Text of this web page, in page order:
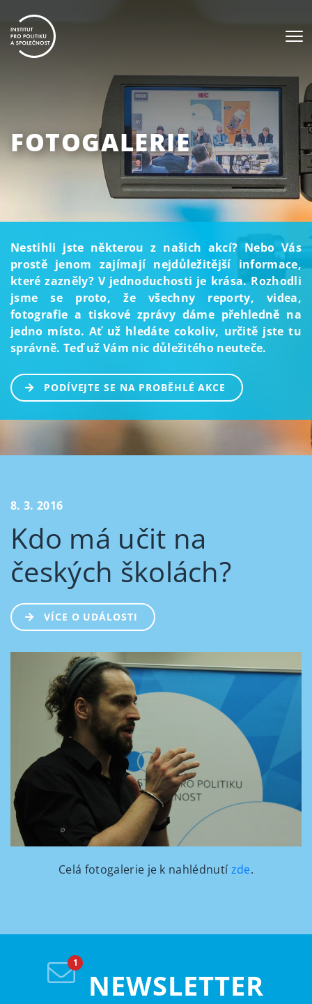
FOTOGALERIE
Nestihli jste některou z našich akcí? Nebo Vás
prostě jenom zajímají nejdůležitější informace,
které zazněly? V jednoduchosti je krása. Rozhodli
jsme se proto, že všechny reporty, videa,
fotografie a tiskové zprávy dáme přehledně na
jedno místo. Ať už hledáte cokoliv, určitě jste tu
správně. Teď už Vám nic důležitého neuteče.
PODÍVEJTE SE NA PROBĚHLÉ AKCE
8. 3. 2016
Kdo má učit na
českých školách?
VÍCE O UDÁLOSTI
Celá fotogalerie je k nahlédnutí zde.
NEWSLETTER